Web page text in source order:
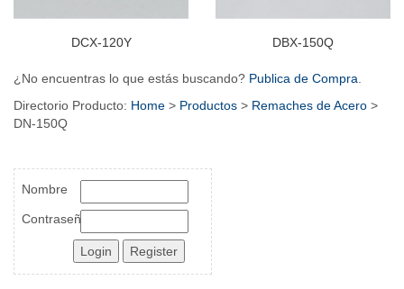
DCX-120Y DBX-150Q
¿No encuentras lo que estás buscando? Publica de Compra
Directorio Producto: Home > Productos > Remaches de Acero >
DN-150Q
Nombre
Contraseña